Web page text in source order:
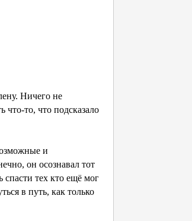
Ничего не
то, что подсказало
и
он осознавал тот
тех кто ещё мог
в путь, как только